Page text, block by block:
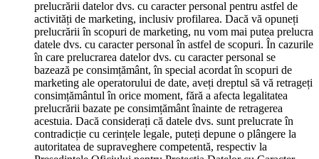
prelucrării datelor dvs. cu caracter personal pentru astfel de
activități de marketing, inclusiv profilarea. Dacă vă opuneți
prelucrării în scopuri de marketing, nu vom mai putea prelucra
datele dvs. cu caracter personal în astfel de scopuri. În cazurile
în care prelucrarea datelor dvs. cu caracter personal se
bazează pe consimțământ, în special acordat în scopuri de
marketing ale operatorului de date, aveți dreptul să vă retrageți
consimțământul în orice moment, fără a afecta legalitatea
prelucrării bazate pe consimțământ înainte de retragerea
acestuia. Dacă considerați că datele dvs. sunt prelucrate în
contradicție cu cerințele legale, puteți depune o plângere la
autoritatea de supraveghere competentă, respectiv la